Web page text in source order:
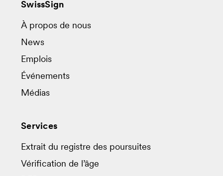
SwissSign
À propos de nous
News
Emplois
Événements
Médias
Services
Extrait du registre des poursuites
Vérification de l’âge